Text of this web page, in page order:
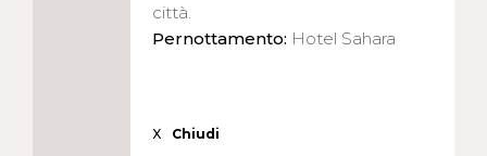
città.
Pernottamento: Hotel Sahara
X Chiudi